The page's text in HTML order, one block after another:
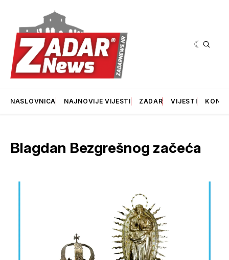
NASLOVNICA NAJNOVIJE VIJESTI ZADAR VIJESTI
Blagdan Bezgrešnog začeća